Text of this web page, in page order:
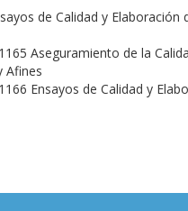
de Calidad y
Aseguramiento de la
Afines
Ensayos de Calidad y